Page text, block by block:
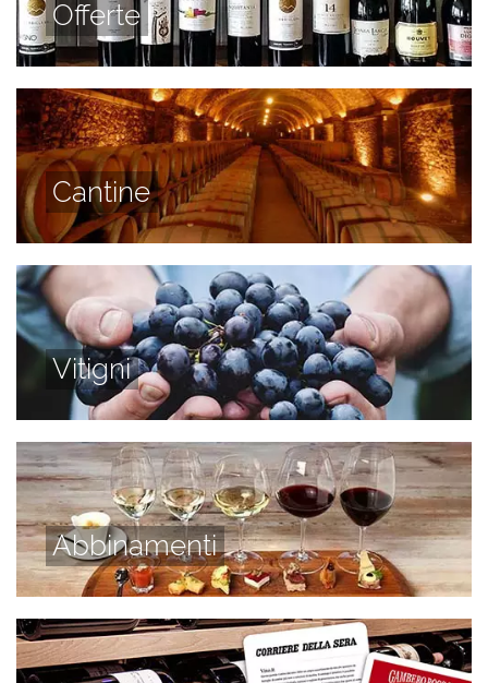
Offerte
Cantine
Vitigni
Abbinamenti